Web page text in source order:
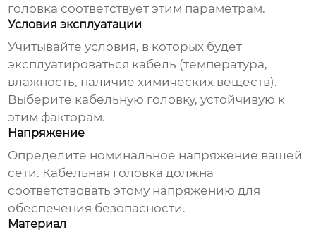
головка соответствует этим параметрам.
Условия эксплуатации
Учитывайте условия, в которых будет
эксплуатироваться кабель (температура,
влажность, наличие химических веществ).
Выберите кабельную головку, устойчивую к
этим факторам.
Напряжение
Определите номинальное напряжение вашей
сети. Кабельная головка должна
соответствовать этому напряжению для
обеспечения безопасности.
Материал